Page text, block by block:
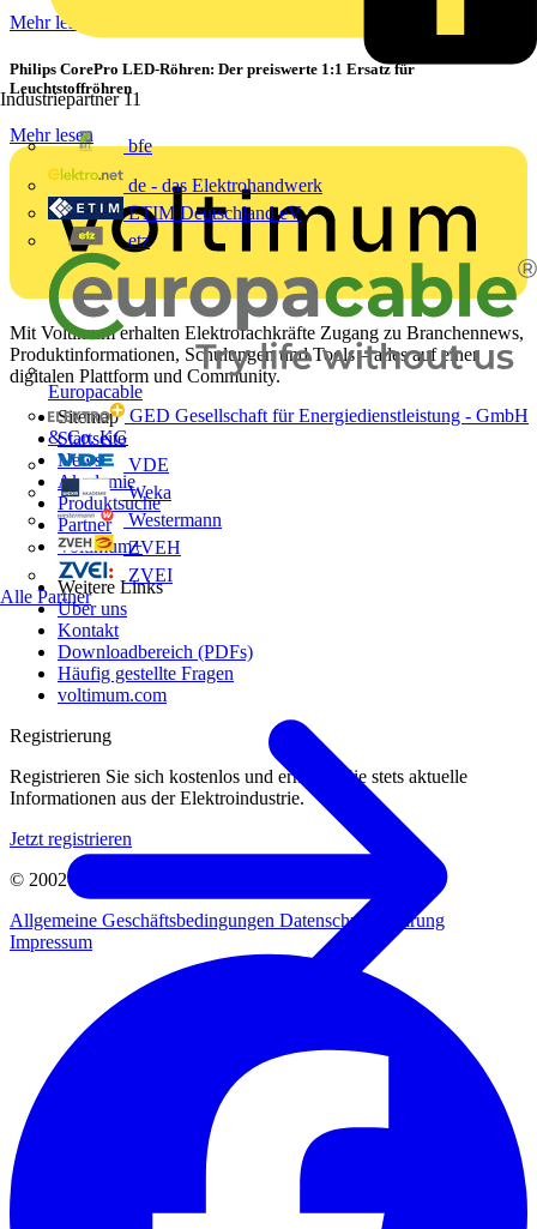
Industriepartner 11
bfe
de - das Elektrohandwerk
ETIM Deutschland eV
etz
Europacable
GED Gesellschaft für Energiedienstleistung - GmbH
& Co. KG
VDE
Weka
Westermann
ZVEH
ZVEI
Alle Partner
Mehr lesen
Philips CorePro LED-Röhren: Der preiswerte 1:1 Ersatz für
Leuchtstoffröhren
Mehr lesen
Mit Voltimum erhalten Elektrofachkräfte Zugang zu Branchennews,
Produktinformationen, Schulungen und Tools – alles auf einer
digitalen Plattform und Community.
Sitemap
Startseite
News
Akademie
Produktsuche
Partner
Voltimum+
Weitere Links
Über uns
Kontakt
Downloadbereich (PDFs)
Häufig gestellte Fragen
voltimum.com
Registrierung
Registrieren Sie sich kostenlos und erhalten Sie stets aktuelle
Informationen aus der Elektroindustrie.
Jetzt registrieren
© 2002-
Allgemeine Geschäftsbedingungen Datenschutzerklärung
Impressum